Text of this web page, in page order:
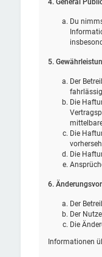
4. General
Du
5.
Der
Die
Die
Die
6.
Der
Der
Die
Informationen